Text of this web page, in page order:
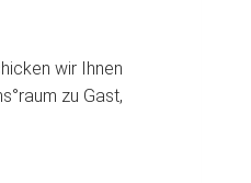
wir Ihnen
zu Gast,